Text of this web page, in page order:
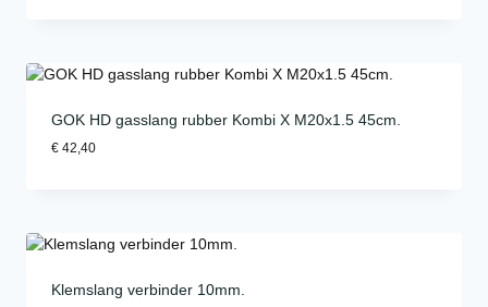
GOK HD gasslang rubber Kombi X M20x1.5 45cm.
€ 42,40
Klemslang verbinder 10mm.